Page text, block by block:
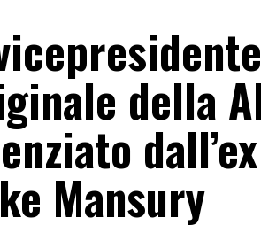
della
Mansury